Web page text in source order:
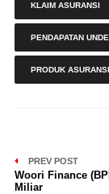
KLAIM ASURANSI
PENDAPATAN
PRODUK ASURANSI
PREV POST
Woori Finance
Miliar